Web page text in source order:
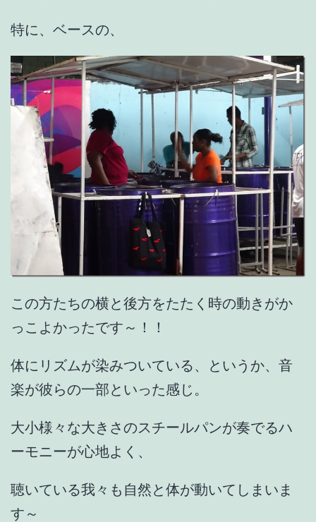
特に、ベースの、
この方たちの横と後方をたたく時の動きがか
っこよかったです～！！
体にリズムが染みついている、というか、音
楽が彼らの一部といった感じ。
大小様々な大きさのスチールパンが奏でるハ
ーモニーが心地よく、
聴いている我々も自然と体が動いてしまいま
す～